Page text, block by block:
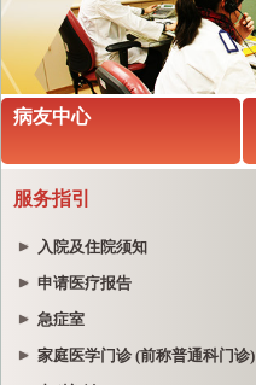
病友中心
服务指引
入院及住院须知
申请医疗报告
急症室
家庭医学门诊 (前称普通科门诊)